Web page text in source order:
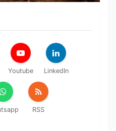
Youtube LinkedIn
RSS